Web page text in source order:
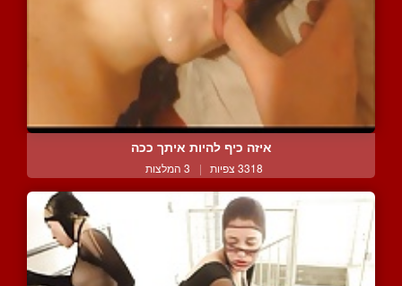
איזה כיף להיות איתך ככה
3318 צפיות | 3 המלצות